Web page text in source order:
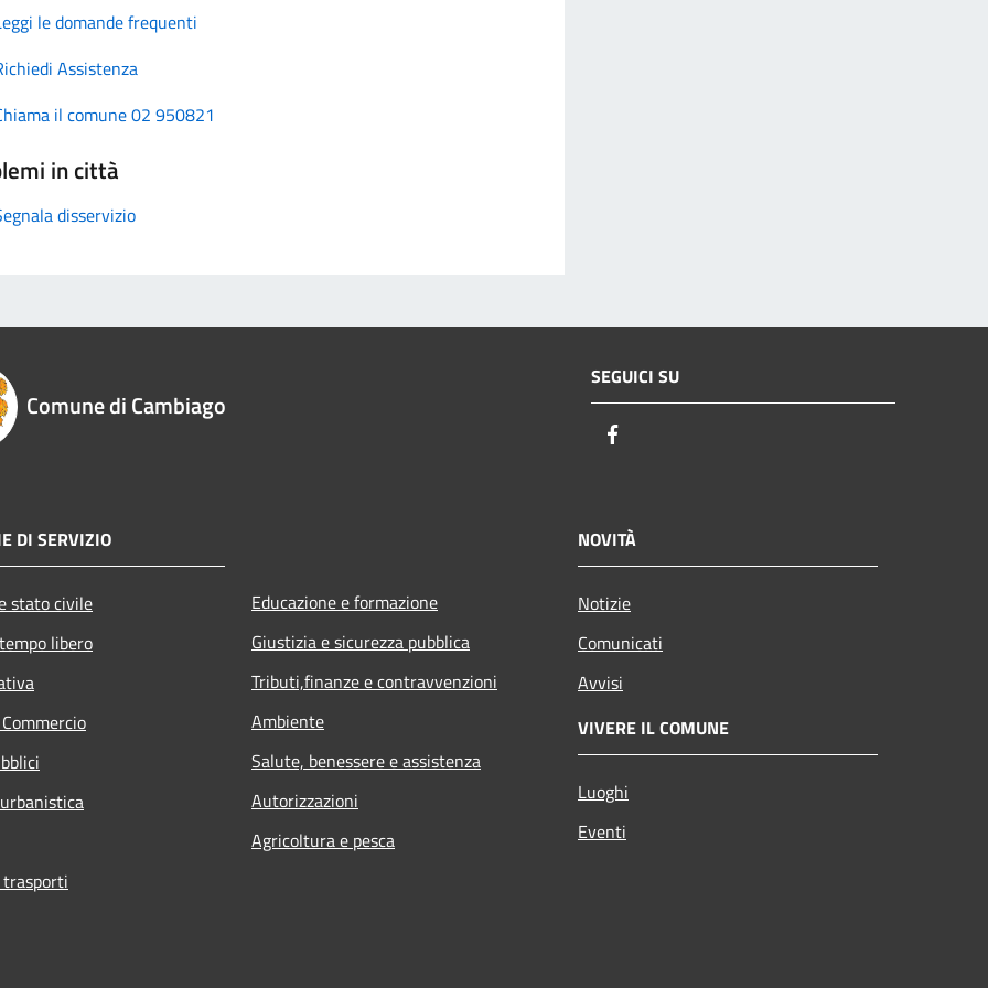
le domande frequenti
Assistenza
il comune 02 950821
in città
disservizio
Comune di Cambiago
SEGUICI SU
DI SERVIZIO
stato civile
libero
Educazione e formazione
Giustizia e sicurezza pubblica
Tributi,finanze e contravvenzioni
Ambiente
Salute, benessere e assistenza
Autorizzazioni
Agricoltura e pesca
NOVITÀ
Notizie
Comunicati
Avvisi
VIVERE IL COMUNE
Luoghi
Eventi